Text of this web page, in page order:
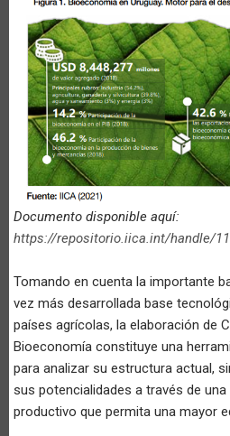
Documento disponible aquí:
https://repositorio.iica.int/handle/
Tomando en cuenta la importante
vez más desarrollada base
países agrícolas, la elaboración de
Bioeconomía constituye una
para analizar su estructura actual,
sus potencialidades a través de
productivo que permita una mayor